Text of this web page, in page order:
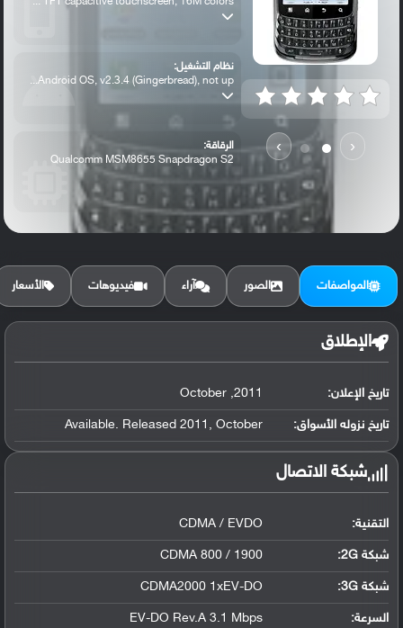
‹
›
نظام التشغيل:
Android OS, v2.3.4 (Gingerbread), not up...
الرقاقة:
Qualcomm MSM8655 Snapdragon S2
الرام / التخزين:
المواصفات الصور آراء فيديوهات الأسعار
الإطلاق
تاريخ الإعلان: 2011, October
تاريخ نزوله الأسواق: Available. Released 2011, October
شبكة الاتصال
التقنية: CDMA / EVDO
شبكة 2G: CDMA 800 / 1900
شبكة 3G :
CDMA2000 1xEV-DO
السرعة: EV-DO Rev.A 3.1 Mbps